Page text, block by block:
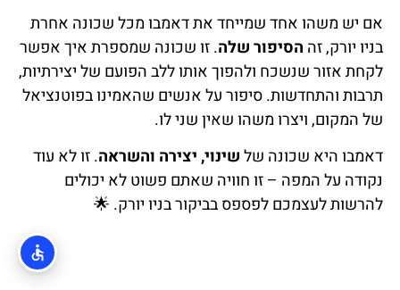
אם יש משהו אחד שמייחד את דאמבו מכל שכונה אחרת
בניו יורק, זה הסיפור שלה. זו שכונה שמספרת איך אפשר
לקחת אזור שנשכח ולהפוך אותו ללב הפועם של יצירתיות,
תרבות והתחדשות. סיפור על אנשים שהאמינו בפוטנציאל
של המקום, ויצרו משהו שאין שני לו.
דאמבו היא שכונה שלשינוי, יצירה והשראה. זו לא עוד
נקודה על המפה – זו חוויה שאתם פשוט לא יכולים
להרשות לעצמכם לפספס בביקור בניו יורק. 🌟